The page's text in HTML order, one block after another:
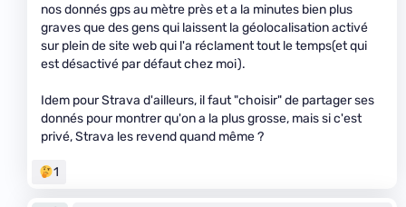
nos donnés gps au mètre près et a la minutes bien plus
graves que des gens qui laissent la géolocalisation activé
sur plein de site web qui l'a réclament tout le temps(et qui
est désactivé par défaut chez moi).
Idem pour Strava d'ailleurs, il faut "choisir" de partager ses
donnés pour montrer qu'on a la plus grosse, mais si c'est
privé, Strava les revend quand même ?
1